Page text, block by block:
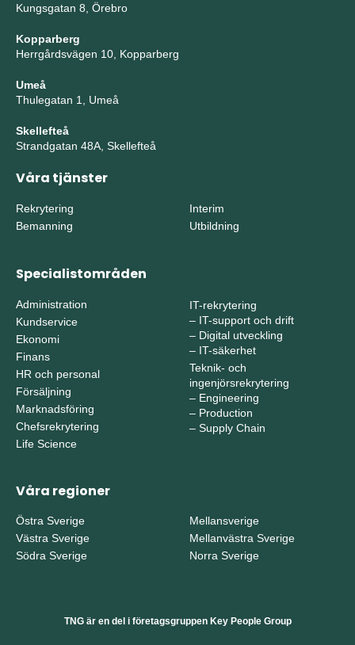
Kungsgatan 8, Örebro
Kopparberg
Herrgårdsvägen 10, Kopparberg
Umeå
Thulegatan 1, Umeå
Skellefteå
Strandgatan 48A, Skellefteå
Våra tjänster
Rekrytering
Bemanning
Interim
Utbildning
Specialistområden
Administration
Kundservice
Ekonomi
Finans
HR och personal
Försäljning
Marknadsföring
Chefsrekrytering
Life Science
IT-rekrytering
– IT-support och drift
– Digital utveckling
– IT-säkerhet
Teknik- och
ingenjörsrekrytering
– Engineering
– Production
– Supply Chain
Våra regioner
Östra Sverige
Västra Sverige
Södra Sverige
Mellansverige
Mellanvästra Sverige
Norra Sverige
TNG är en del i företagsgruppen Key People Group